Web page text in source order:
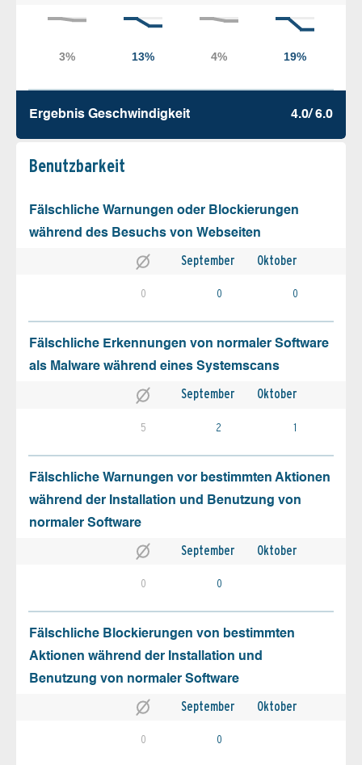
Ergebnis Geschw­indigkeit 4.0/ 6.0
Benutz­barkeit
Fälschliche Warnungen oder Blockierungen
während des Besuchs von Webseiten
September Oktober
0 0 0
Fälschliche Erkennungen von normaler Software
als Malware während eines Systemscans
September Oktober
5 2 1
Fälschliche Warnungen vor bestimmten Aktionen
während der Installation und Benutzung von
normaler Software
September Oktober
0 0
Fälschliche Blockierungen von bestimmten
Aktionen während der Installation und
Benutzung von normaler Software
September Oktober
0 0